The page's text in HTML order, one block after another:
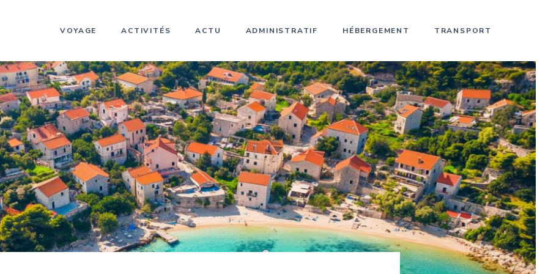
VOYAGE ACTIVITÉS ACTU ADMINISTRATIF HÉBERGEMENT TRANSPORT